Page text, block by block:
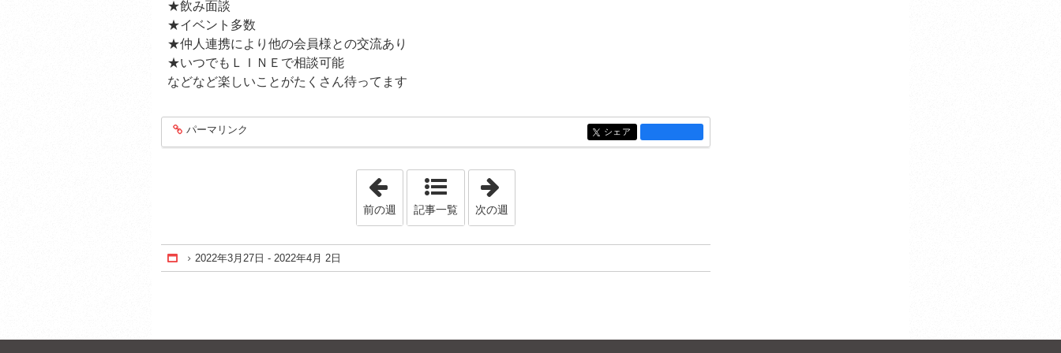
★飲み面談
★イベント多数
★仲人連携により他の会員様との交流あり
★いつでもＬＩＮＥで相談可能
などなど楽しいことがたくさん待ってます
entry1404
パーマリンク entry1404
シェア
「2022年1月 9日 - 2022年1月15日」
前の週 記事一覧 次の週
Home
2022年3月27日 - 2022年4月 2日